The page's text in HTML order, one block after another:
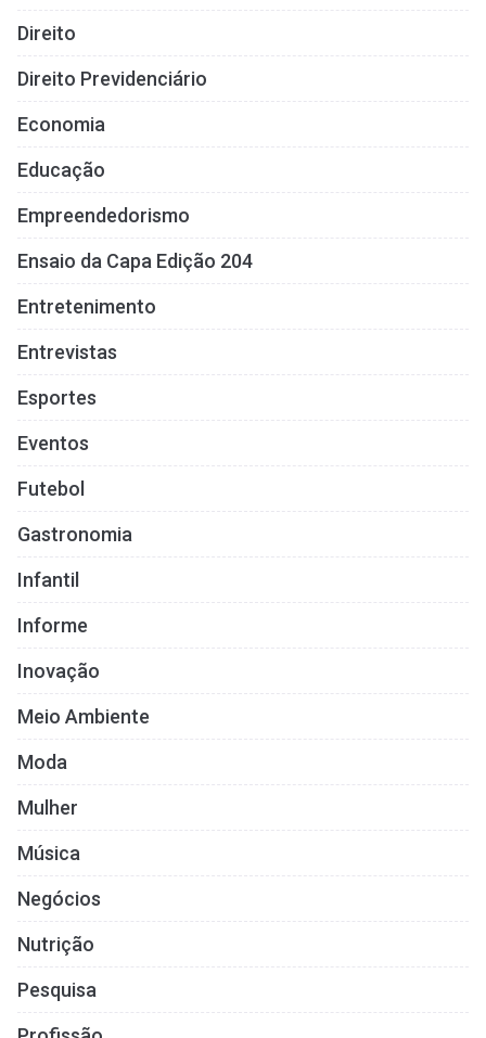
Direito
Direito Previdenciário
Economia
Educação
Empreendedorismo
Ensaio da Capa Edição 204
Entretenimento
Entrevistas
Esportes
Eventos
Futebol
Gastronomia
Infantil
Informe
Inovação
Meio Ambiente
Moda
Mulher
Música
Negócios
Nutrição
Pesquisa